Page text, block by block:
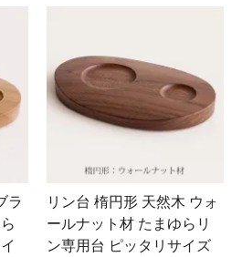
ラ
リン台 楕円形 天然木 ウォ
ールナット材 たまゆらリ
ン専用台 ピッタリサイズ